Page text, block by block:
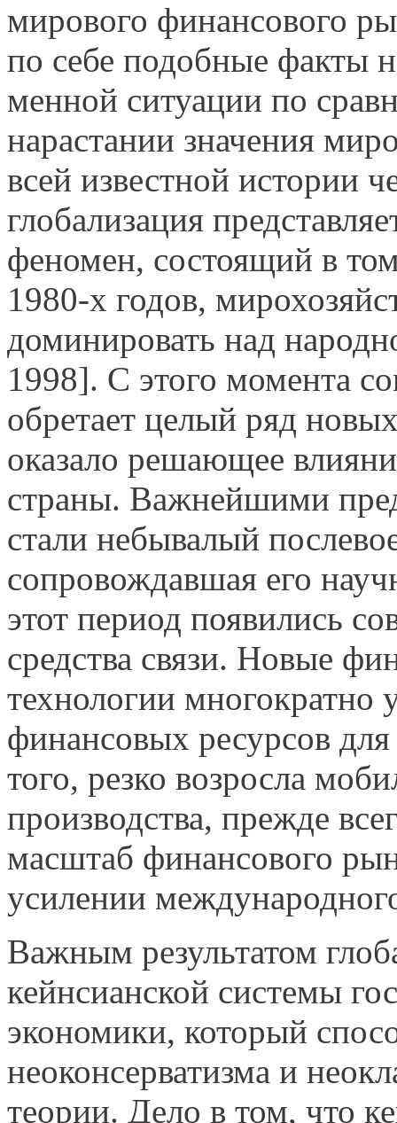
мирового финансового
по себе подобные факты
менной ситуации по
нарастании значения
всей известной истории
глобализация
феномен, состоящий в
1980-х годов,
доминировать над
1998]. С этого момента
обретает целый ряд
оказало решающее
страны. Важнейшими
стали небывалый
сопровождавшая его
этот период появились
средства связи. Новые
технологии многократно
финансовых ресурсов
того, резко возросла
производства, прежде
масштаб финансового
усилении
Важным результатом
кейнсианской системы
экономики, который
неоконсерватизма и
теории. Дело в том, что